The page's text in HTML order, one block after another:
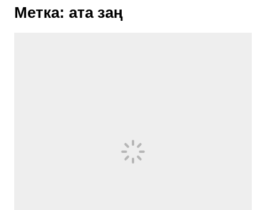
Метка: ата заң